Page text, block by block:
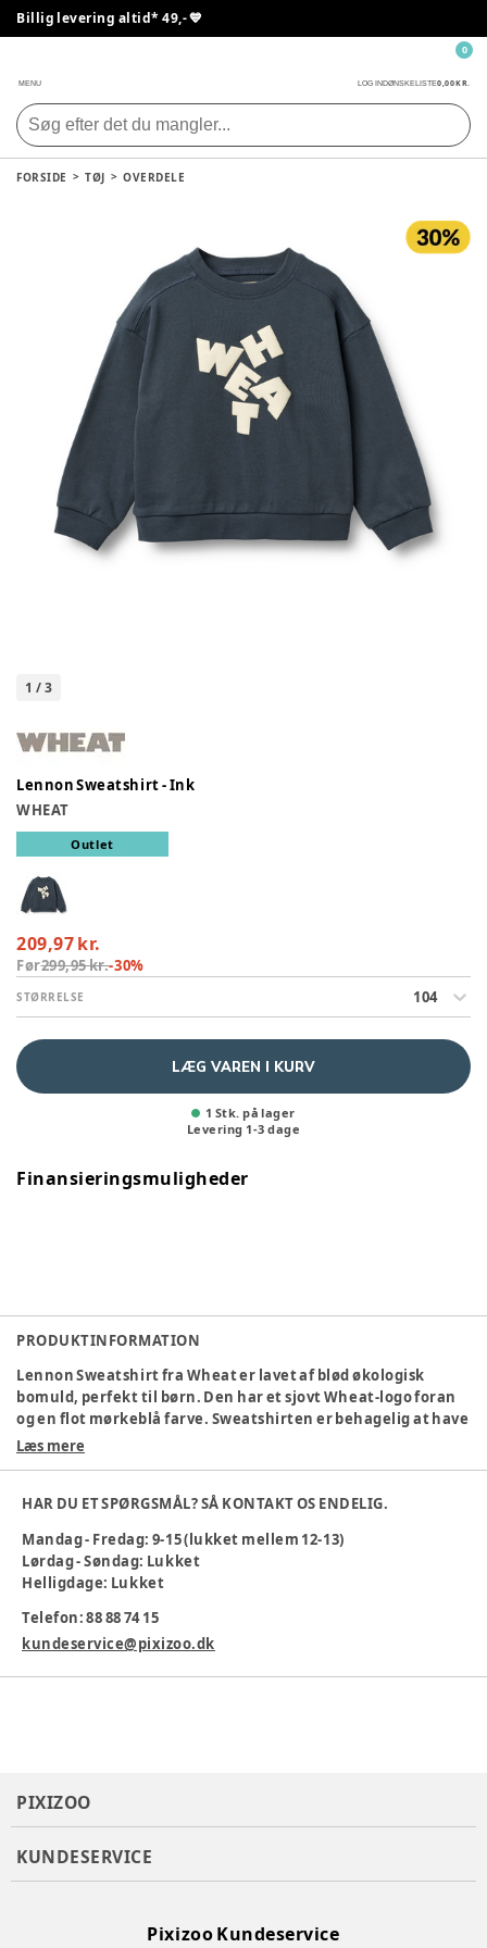
Billig levering altid* 49,- 💙
MENU LOG INDØNSKELISTE0,00 KR.
0
FORSIDE TØJ OVERDELE
1 /3
Lennon Sweatshirt - Ink
WHEAT
Outlet
209,97 kr.
Før299,95 kr.-30%
STØRRELSE 104
LÆG VAREN I KURV
1 Stk. på lager
Levering 1-3 dage
Finansieringsmuligheder
PRODUKTINFORMATION
Lennon Sweatshirt fra Wheat er lavet af blød økologisk
bomuld, perfekt til børn. Den har et sjovt Wheat-logo foran
og en flot mørkeblå farve. Sweatshirten er behagelig at have
på og nem at bevæge sig i.
Blød og komfortabel
Perfekt til hverdag og leg
Farve:Blå
Materiale
Produktionsland :Bangladesh
Tøj størrelse:104 cm / 4 år
Læs mere
HAR DU ET SPØRGSMÅL? SÅ KONTAKT OS ENDELIG.
Mandag - Fredag: 9-15 (lukket mellem 12-13)
Lørdag - Søndag: Lukket
Helligdage: Lukket
Telefon: 88 88 74 15
kundeservice@pixizoo.dk
PIXIZOO
KUNDESERVICE
Pixizoo Kundeservice